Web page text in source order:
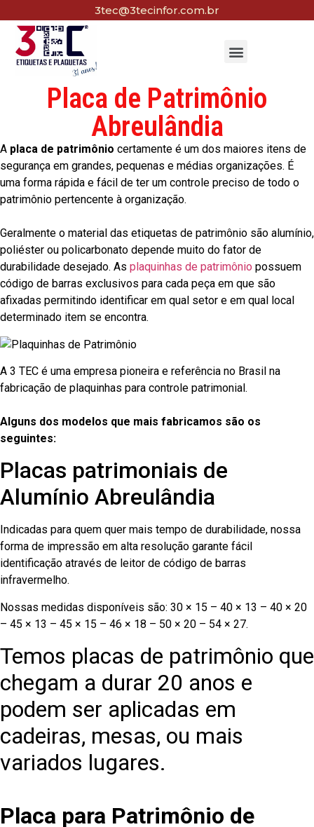
3tec@3tecinfor.com.br
Placa de Patrimônio
Abreulândia
A placa de patrimônio certamente é um dos maiores itens de
segurança em grandes, pequenas e médias organizações. É
uma forma rápida e fácil de ter um controle preciso de todo o
patrimônio pertencente à organização.
Geralmente o material das etiquetas de patrimônio são alumínio,
poliéster ou policarbonato depende muito do fator de
durabilidade desejado. As plaquinhas de patrimônio possuem
código de barras exclusivos para cada peça em que são
afixadas permitindo identificar em qual setor e em qual local
determinado item se encontra.
A 3 TEC é uma empresa pioneira e referência no Brasil na
fabricação de plaquinhas para controle patrimonial.
Alguns dos modelos que mais fabricamos são os
seguintes:
Placas patrimoniais de
Alumínio Abreulândia
Indicadas para quem quer mais tempo de durabilidade, nossa
forma de impressão em alta resolução garante fácil
identificação através de leitor de código de barras
infravermelho.
Nossas medidas disponíveis são: 30 × 15 – 40 × 13 – 40 × 20
– 45 × 13 – 45 × 15 – 46 × 18 – 50 × 20 – 54 × 27.
Temos placas de patrimônio que
chegam a durar 20 anos e
podem ser aplicadas em
cadeiras, mesas, ou mais
variados lugares.
Placa para Patrimônio de